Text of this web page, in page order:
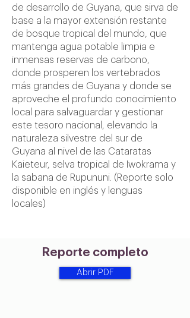
de desarrollo de Guyana, que sirva de
base a la mayor extensión restante
de bosque tropical del mundo, que
mantenga agua potable limpia e
inmensas reservas de carbono,
donde prosperen los vertebrados
más grandes de Guyana y donde se
aproveche el profundo conocimiento
local para salvaguardar y gestionar
este tesoro nacional, elevando la
naturaleza silvestre del sur de
Guyana al nivel de las Cataratas
Kaieteur, selva tropical de Iwokrama y
la sabana de Rupununi. (Reporte solo
disponible en inglés y lenguas
locales)
Reporte completo
Abrir PDF